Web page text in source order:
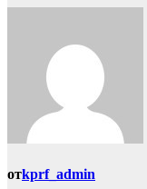
отkprf_admin